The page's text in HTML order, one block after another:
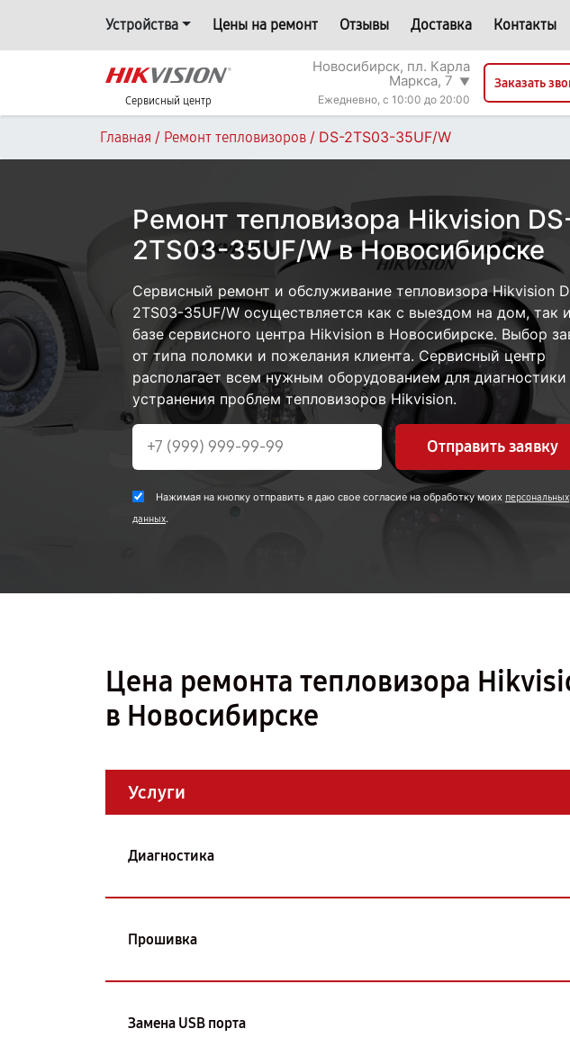
Устройства Цены на ремонт Отзывы Доставка Контакты
Сервисный центр
Новосибирск, пл. Карла
Маркса, 7 ▼
Ежедневно, с 10:00 до 20:00
Заказать
Главная / Ремонт тепловизоров / DS-2TS03-35UF/W
Ремонт тепловизора Hikvision
2TS03-35UF/W в Новосибирске
Сервисный ремонт и обслуживание тепловизора Hikvision
2TS03-35UF/W осуществляется как с выездом на дом, так
базе сервисного центра Hikvision в Новосибирске. Выбор
от типа поломки и пожелания клиента. Сервисный центр
располагает всем нужным оборудованием для диагностики
устранения проблем тепловизоров Hikvision.
Отправить заявку
Нажимая на кнопку отправить я даю свое согласие на обработку моих персональных
данных.
Цена ремонта тепловизора
в Новосибирске
Услуги
Диагностика
Прошивка
Замена USB порта